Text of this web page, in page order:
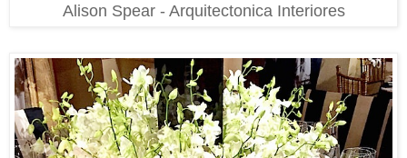
Alison Spear - Arquitectonica Interiores